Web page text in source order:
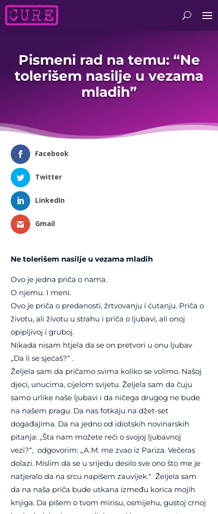
Pismeni rad na temu: “Ne
tolerišem nasilje u vezama
mladih”
Facebook
Twitter
LinkedIn
Gmail
Ne tolerišem nasilje u vezama mladih
Ovo je jedna priča o nama.
O njemu. I meni.
Ovo je priča o predanosti, žrtvovanju i ćutanju. Priča o
životu, ali životu u strahu i priča o ljubavi, ali onoj
opipljivoj i gruboj.
Nikada nisam htjela da se on pretvori u onu ljubav
„Da li se sjećaš?“ .
Željela sam da pričamo svima koliko se volimo. Našoj
djeci, unucima, cijelom svijetu. Željela sam da čuju
samo urlike naše ljubavi i da ničega drugog ne bude
na našem pragu. Da nas fotkaju na džet-set
događajima. Da na jedno od idiotskih novinarskih
pitanja: „Šta nam možete reći o svojoj ljubavnoj
vezi?“, odgovorim: „A.M. me zvao iz Pariza. Večeras
dolazi. Mislim da se u srijedu desilo sve ono što me je
natjeralo da na srcu napišem zauvijek.“ Željela sam
da na naša priča bude utkana između korica mojih
knjiga. Da pišem o tvom mirisu, osmijehu, gustoj crnoj